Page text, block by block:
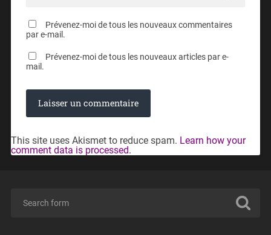
Prévenez-moi de tous les nouveaux commentaires
par e-mail.
Prévenez-moi de tous les nouveaux articles par e-
mail.
This site uses Akismet to reduce spam. Learn how your
comment data is processed.